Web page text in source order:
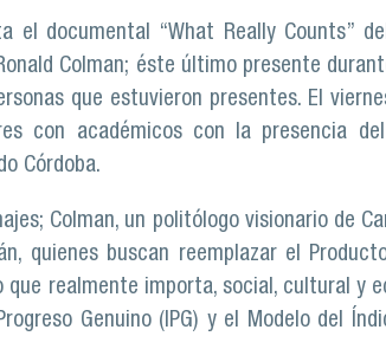
documental “What Really Counts”
Colman; éste último presente
que estuvieron presentes. El
con académicos con la presencia
Córdoba.
Colman, un politólogo visionario de
quienes buscan reemplazar el
realmente importa, social, cultural y
Genuino (IPG) y el Modelo del